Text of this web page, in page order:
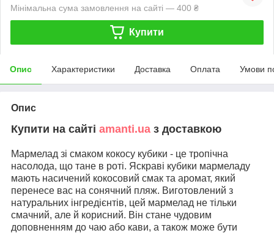
Мінімальна сума замовлення на сайті — 400 ₴
Купити
Опис Характеристики Доставка Оплата Умови
Опис
Купити на сайті amanti.ua з доставкою
Мармелад зі смаком кокосу кубики - це тропічна
насолода, що тане в роті. Яскраві кубики мармеладу
мають насичений кокосовий смак та аромат, який
перенесе вас на сонячний пляж. Виготовлений з
натуральних інгредієнтів, цей мармелад не тільки
смачний, але й корисний. Він стане чудовим
доповненням до чаю або кави, а також може бути